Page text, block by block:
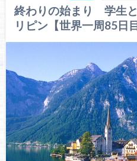
終わりの始まり 学生
リピン【世界一周85日目